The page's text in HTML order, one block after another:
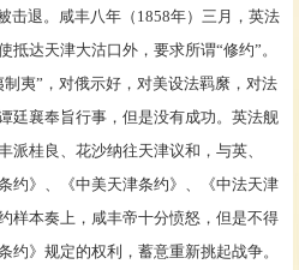
击退。咸丰八年（1858年）三月， 英法
抵达天津大沽口外，要求所谓“修约”。
制夷”，对俄示好，对美设法羁縻，对法
廷襄奉旨行事，但是没有成功。英法舰
派桂良 、 花沙纳往天津议和，与英、
约》、《中美天津条约》、《中法天津
样本奏上，咸丰帝十分愤怒，但是不得
约》规定的权利，蓄意重新挑起战争。